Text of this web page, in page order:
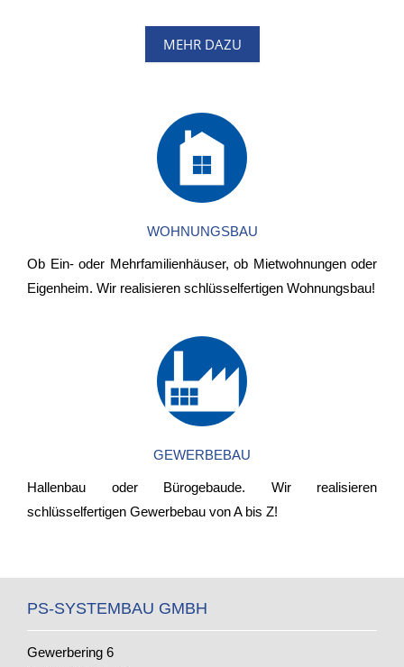
MEHR DAZU
WOHNUNGSBAU
Ob Ein- oder Mehrfamilienhäuser, ob Mietwohnungen oder
Eigenheim. Wir realisieren schlüsselfertigen Wohnungsbau!
GEWERBEBAU
Hallenbau oder Bürogebaude. Wir realisieren
schlüsselfertigen Gewerbebau von A bis Z!
PS-SYSTEMBAU GMBH
Gewerbering 6